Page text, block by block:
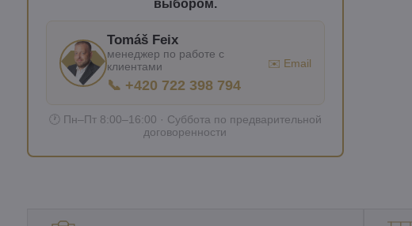
выбором.
Tomáš Feix
менеджер по работе с
клиентами
📞 +420 722 398 794
✉️ Email
🕐 Пн–Пт 8:00–16:00 · Суббота по предварительной
договоренности